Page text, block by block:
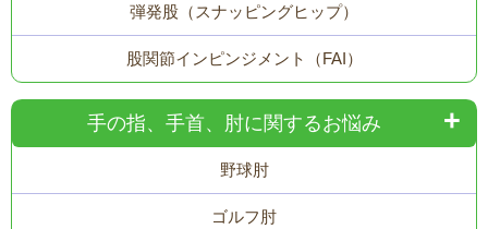
弾発股（スナッピングヒップ）
股関節インピンジメント（FAI）
手の指、手首、肘に関するお悩み
野球肘
ゴルフ肘